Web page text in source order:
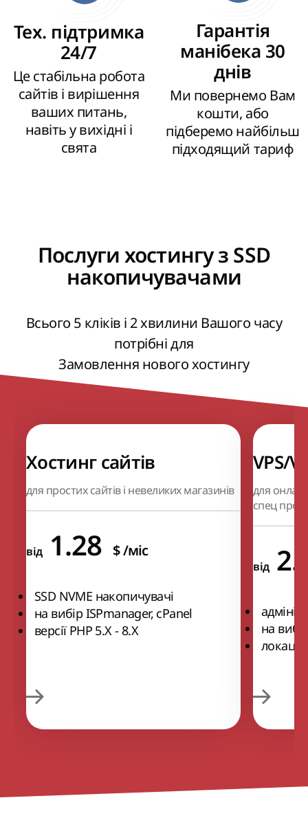
Тех. підтримка
24/7
Це стабільна робота
сайтів і вирішення
ваших питань,
навіть у вихідні і
свята
Гарантія
манібека 30
днів
Ми повернемо Вам
кошти, або
підберемо найбільш
підходящий тариф
Послуги хостингу з SSD
накопичувачами
Всього 5 кліків і 2 хвилини Вашого часу
потрібні для
Замовлення нового хостингу
Хостинг сайтів
для простих сайтів і невеликих магазинів
від 1.28 $/міс
SSD NVME накопичувачі
на вибір ISPmanager, cPanel
версії РНР 5.Х - 8.Х
VPS/
для
спец
від
на
локації